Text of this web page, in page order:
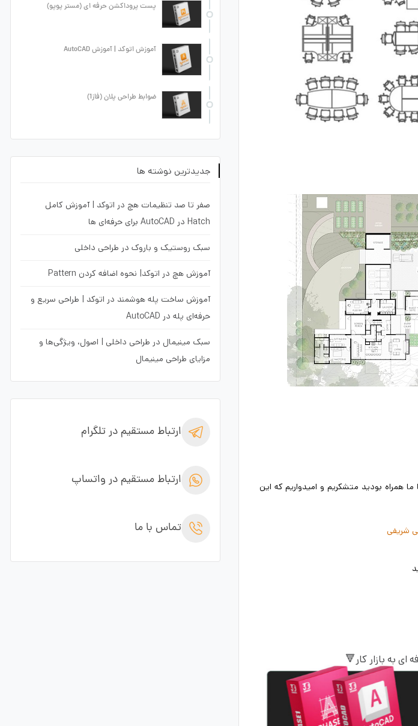
همراه بودید متشکریم و امیدواریم که این
شریفی
به بازار کار🔻
پست پروداکشن حرفه ای (مستر پوپو)
آموزش اتوکد | آموزش AutoCAD
ضوابط طراحی پلان (فاز1)
جدیدترین نوشته ها
صفر تا صد تنظیمات هچ در اتوکد | آموزش کامل
Hatch در AutoCAD برای حرفه‌ای ها
سبک روستیک و باروک در طراحی داخلی
آموزش هچ در اتوکد| نحوه اضافه کردن Pattern
آموزش ساخت پله هوشمند در اتوکد | طراحی سریع و
حرفه‌ای پله در AutoCAD
سبک مینیمال در طراحی داخلی | اصول، ویژگی‌ها و
مزایای طراحی مینیمال
ارتباط مستقیم در تلگرام
ارتباط مستقیم در واتساپ
تماس با ما